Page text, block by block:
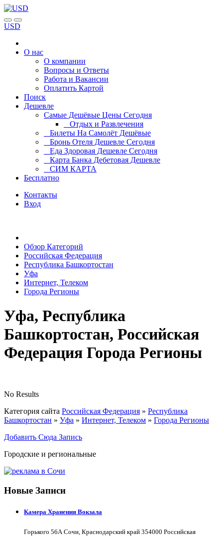
USD
О нас
О компании
Вопросы и Ответы
Работа и Вакансии
Оплатить Картой
Поиск
Дешевле
Самые Дешёвые Цены Сегодня
Отдых и Развлечения
Билеты На Самолёт Дешёвые
Бронь Отеля Дешевле Сегодня
Еда Здоровая Дешевле Сегодня
Карта Банка Дебетовая Дешевле
СИМ КАРТА
Бесплатно
Контакты
Вход
Обзор Категорий
Российская Федерация
Республика Башкортостан
Уфа
Интернет, Телеком
Города Регионы
Уфа, Республика
Башкортостан, Российская
Федерация Города Регионы
No Results
Категория сайта Российская Федерация » Республика
Башкортостан » Уфа » Интернет, Телеком » Города Регионы
Добавить Сюда Запись
Городские и региональные
Новые Записи
Камера Хранения Вокзала
Горького 56А Сочи, Краснодарский край 354000 Российская